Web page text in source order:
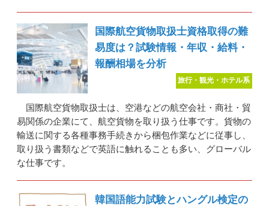
国際航空貨物取扱士資格取得の難
易度は？試験情報・年収・給料・
報酬相場を分析
旅行・観光・ホテル系
国際航空貨物取扱士は、空港などの航空会社・商社・貿
易関係の企業にて、航空貨物を取り扱う仕事です。貨物の
輸送に関する各種事務手続きから梱包作業などに従事し、
取り扱う書類などで英語に触れることも多い、グローバル
な仕事です。
韓国語能力試験とハングル検定の